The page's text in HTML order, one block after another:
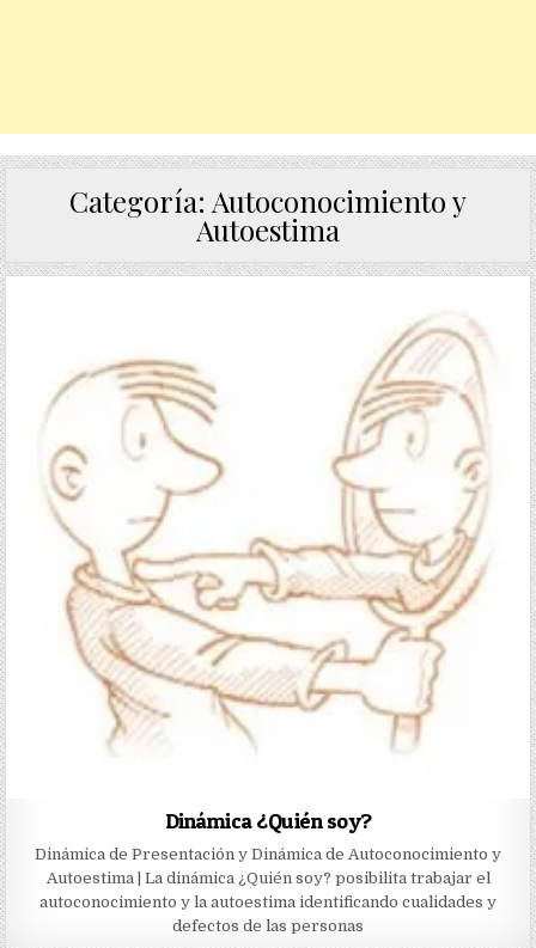
Categoría: Autoconocimiento y
Autoestima
Dinámica ¿Quién soy?
Dinámica de Presentación y Dinámica de Autoconocimiento y
Autoestima | La dinámica ¿Quién soy? posibilita trabajar el
autoconocimiento y la autoestima identificando cualidades y
defectos de las personas